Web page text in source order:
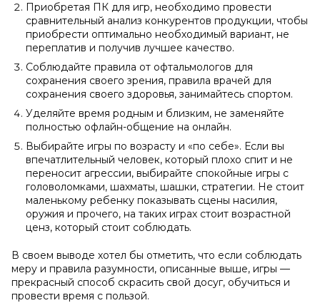
Приобретая ПК для игр, необходимо провести
сравнительный анализ конкурентов продукции, чтобы
приобрести оптимально необходимый вариант, не
переплатив и получив лучшее качество.
Соблюдайте правила от офтальмологов для
сохранения своего зрения, правила врачей для
сохранения своего здоровья, занимайтесь спортом.
Уделяйте время родным и близким, не заменяйте
полностью офлайн-общение на онлайн.
Выбирайте игры по возрасту и «по себе». Если вы
впечатлительный человек, который плохо спит и не
переносит агрессии, выбирайте спокойные игры с
головоломками, шахматы, шашки, стратегии. Не стоит
маленькому ребенку показывать сцены насилия,
оружия и прочего, на таких играх стоит возрастной
ценз, который стоит соблюдать.
В своем выводе хотел бы отметить, что если соблюдать
меру и правила разумности, описанные выше, игры —
прекрасный способ скрасить свой досуг, обучиться и
провести время с пользой.